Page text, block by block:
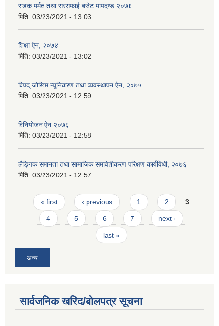
सडक मर्मत तथा सरसफाई बजेट मापदण्ड २०७६
मिति: 03/23/2021 - 13:03
शिक्षा ऐन, २०७४
मिति: 03/23/2021 - 13:02
विपद् जोखिम न्यूनिकरण तथा व्यवस्थापन ऐन, २०७५
मिति: 03/23/2021 - 12:59
विनियोजन ऐन २०७६
मिति: 03/23/2021 - 12:58
लैङ्गिक समानता तथा सामाजिक समावेशीकरण परिक्षण कार्यविधी, २०७६
मिति: 03/23/2021 - 12:57
Pages
« first ‹ previous 1 2 3
4 5 6 7 next ›
last »
अन्य
सार्वजनिक खरिद/बोलपत्र सूचना